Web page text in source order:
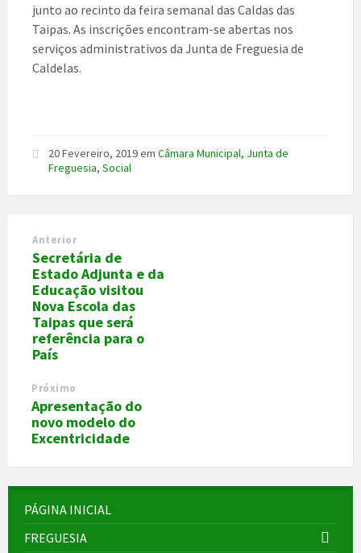
junto ao recinto da feira semanal das Caldas das
Taipas. As inscrições encontram-se abertas nos
serviços administrativos da Junta de Freguesia de
Caldelas.
20 Fevereiro, 2019em Câmara Municipal, Junta de
Freguesia, Social
Anterior
Secretária de
Estado Adjunta e da
Educação visitou
Nova Escola das
Taipas que será
referência para o
País
Próximo
Apresentação do
novo modelo do
Excentricidade
PÁGINA INICIAL
FREGUESIA